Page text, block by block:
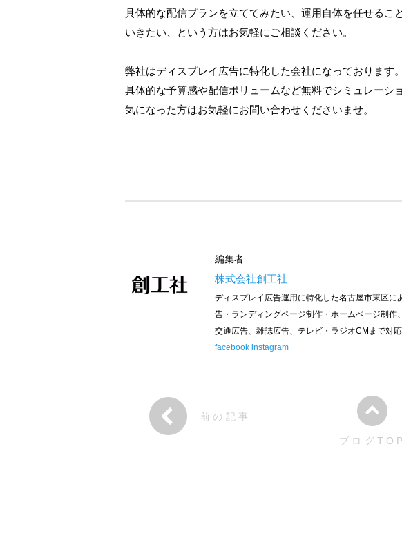
具体的な配信プランを立ててみたい、運用自体を任せるこ
いきたい、という方はお気軽にご相談ください。
弊社はディスプレイ広告に特化した会社になっております。
具体的な予算感や配信ボリュームなど無料でシミュレーシ
気になった方はお気軽にお問い合わせくださいませ。
編集者
株式会社創工社
ディスプレイ広告運用に特化した名古屋市東区
告・ランディングページ制作・ホームページ制作
交通広告、雑誌広告、テレビ・ラジオCMまで対応
facebook instagram
前の記事
ブログTOP